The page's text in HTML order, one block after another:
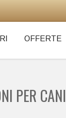
OFFERTE
PER CANI